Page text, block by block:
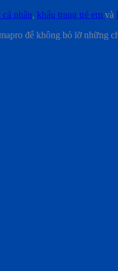
cá nhân, khẩu trang trẻ em và
để không bỏ lỡ những